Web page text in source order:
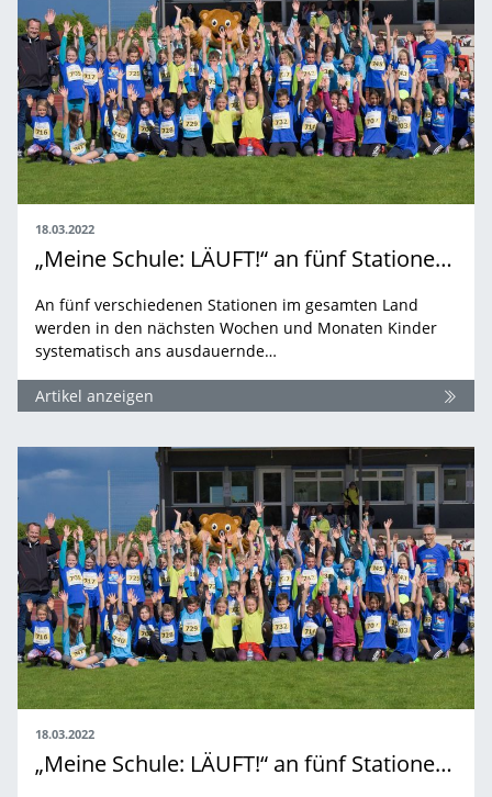
18.03.2022
„Meine Schule: LÄUFT!“ an fünf Stationen in 2022
An fünf verschiedenen Stationen im gesamten Land
werden in den nächsten Wochen und Monaten Kinder
systematisch ans ausdauernde…
Artikel anzeigen
18.03.2022
„Meine Schule: LÄUFT!“ an fünf Stationen in 2022